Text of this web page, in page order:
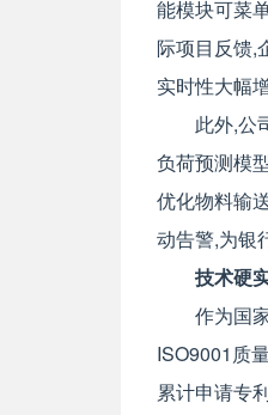
能模块可菜
际项目反馈,
实时性大幅
此外,公
负荷预测模
优化物料输
动告警,为银
技术硬
作为国
ISO9001质
累计申请专